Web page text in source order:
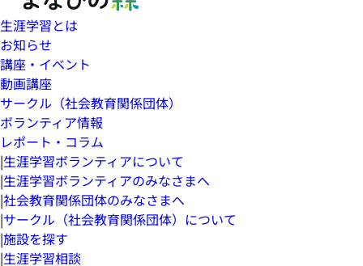
生涯学習とは
お知らせ
講座・イベント
動画講座
サークル（社会教育関係団体）
ボランティア情報
レポート・コラム
|生涯学習ボランティアについて
|生涯学習ボランティアのみなさまへ
|社会教育関係団体のみなさまへ
|サークル（社会教育関係団体）について
|施設を探す
|生涯学習相談